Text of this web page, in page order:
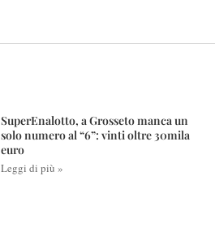
SuperEnalotto, a Grosseto manca un
solo numero al “6”: vinti oltre 30mila
euro
Leggi di più »